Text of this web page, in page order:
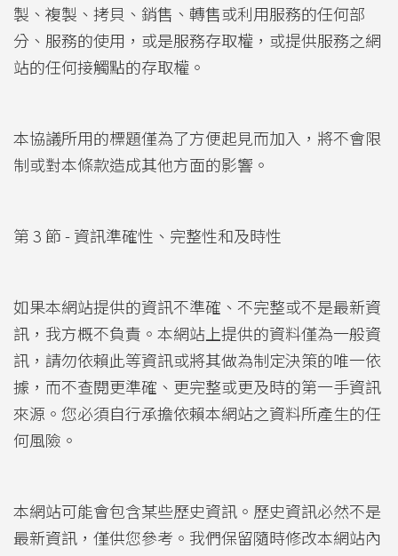
製、複製、拷貝、銷售、轉售或利用服務的任何部
分、服務的使用，或是服務存取權，或提供服務之網
站的任何接觸點的存取權。
本協議所用的標題僅為了方便起見而加入，將不會限
制或對本條款造成其他方面的影響。
第 3 節 - 資訊準確性、完整性和及時性
如果本網站提供的資訊不準確、不完整或不是最新資
訊，我方概不負責。本網站上提供的資料僅為一般資
訊，請勿依賴此等資訊或將其做為制定決策的唯一依
據，而不查閱更準確、更完整或更及時的第一手資訊
來源。您必須自行承擔依賴本網站之資料所產生的任
何風險。
本網站可能會包含某些歷史資訊。歷史資訊必然不是
最新資訊，僅供您參考。我們保留隨時修改本網站內